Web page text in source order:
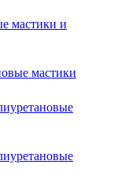
мастики и
мастики